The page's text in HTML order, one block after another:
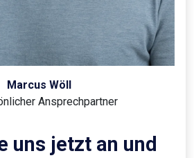
Marcus Wöll
Ansprechpartner
uns jetzt an und